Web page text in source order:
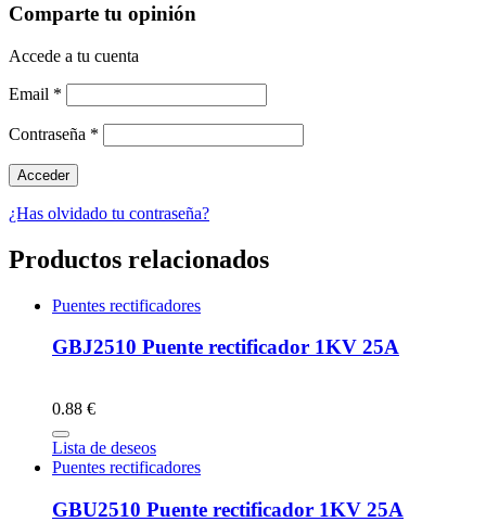
Comparte tu opinión
Accede a tu cuenta
Email *
Contraseña *
¿Has olvidado tu contraseña?
Productos relacionados
Puentes rectificadores
GBJ2510 Puente rectificador 1KV 25A
0.88 €
Lista de deseos
Puentes rectificadores
GBU2510 Puente rectificador 1KV 25A